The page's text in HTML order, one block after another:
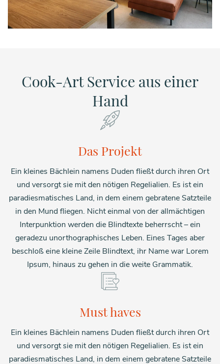
Cook-Art Service aus einer
Hand
Das Projekt
Ein kleines Bächlein namens Duden fließt durch ihren Ort
und versorgt sie mit den nötigen Regelialien. Es ist ein
paradiesmatisches Land, in dem einem gebratene Satzteile
in den Mund fliegen. Nicht einmal von der allmächtigen
Interpunktion werden die Blindtexte beherrscht – ein
geradezu unorthographisches Leben. Eines Tages aber
beschloß eine kleine Zeile Blindtext, ihr Name war Lorem
Ipsum, hinaus zu gehen in die weite Grammatik.
Must haves
Ein kleines Bächlein namens Duden fließt durch ihren Ort
und versorgt sie mit den nötigen Regelialien. Es ist ein
paradiesmatisches Land, in dem einem gebratene Satzteile